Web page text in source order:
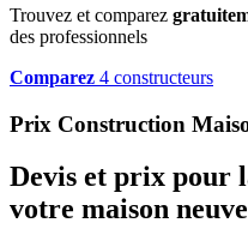
Trouvez et comparez
des professionnels
Comparez 4 constructeurs
Prix Construction
Devis et prix pour
votre maison neuve